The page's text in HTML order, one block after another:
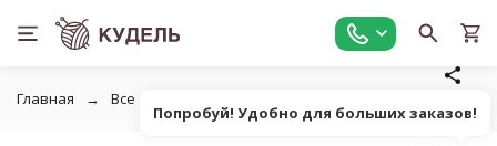
Главная Все для вязания
Попробуй! Удобно для больших заказов!